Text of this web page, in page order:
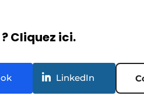
Cliquez ici.
LinkedIn